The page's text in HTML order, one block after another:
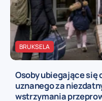
BRUKSELA
Osoby ubiegające się
uznanego za
wstrzymania